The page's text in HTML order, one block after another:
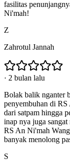
fasilitas
Ni'mah!
Z
Zahrotul Jannah
· 2 bulan lalu
Bolak balik nganter
penyembuhan di
dari satpam hingga
inap nya juga
RS An Ni'mah
banyak menolong
S